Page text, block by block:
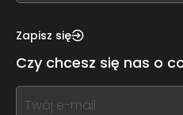
this,
this
form
field
Zapisz się
Czy chcesz się nas o
If